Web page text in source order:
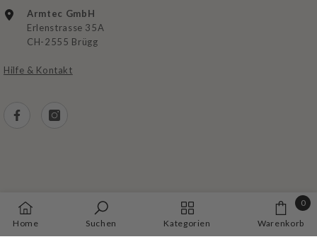
Armtec GmbH
Erlenstrasse 35A
CH-2555 Brügg
Hilfe & Kontakt
Zahlung| Datenschutz Impressum
Home Suchen Kategorien Warenkorb
0